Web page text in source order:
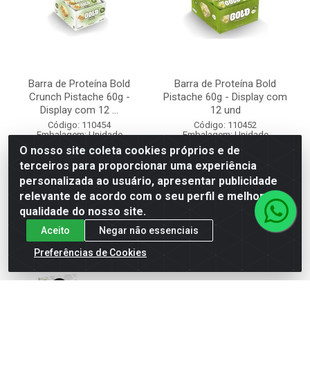
Barra de Proteína Bold
Crunch Pistache 60g -
Display com 12 ...
Código: 110454
Embalagem: Unidade
Caixa contém 96 unidade(s)
Faça seu login ou
cadastre-se para
ver preços e
comprar
Barra de Proteína Bold
Pistache 60g - Display com
12 und
Código: 110452
Embalagem: Unidade
Caixa contém 96 unidade(s)
Faça seu login ou
cadastre-se para
ver preços e
O nosso site coleta cookies próprios e de
terceiros para proporcionar uma experiência
personalizada ao usuário, apresentar publicidade
relevante de acordo com o seu perfil e melhorar a
qualidade do nosso site.
Aceito
Negar não essenciais
Preferências de Cookies